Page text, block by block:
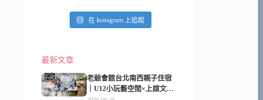
在 Instagram 上追蹤
最新文章
老爺會館台北南西親子住宿
｜U12小玩藝空間×上誼文